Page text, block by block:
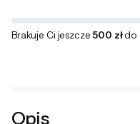
Brakuje Ci jeszcze 500 złdo
Opis